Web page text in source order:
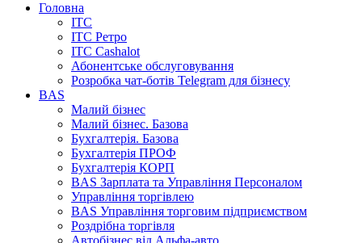
Головна
ІТС
ІТС Ретро
ІТС Cashalot
Абонентське обслуговування
Розробка чат-ботів Telegram для бізнесу
BAS
Малий бізнес
Малий бізнес. Базова
Бухгалтерія. Базова
Бухгалтерія ПРОФ
Бухгалтерія КОРП
BAS Зарплата та Управління Персоналом
Управління торгівлею
BAS Управління торговим підприємством
Роздрібна торгівля
Автобізнес від Альфа-авто